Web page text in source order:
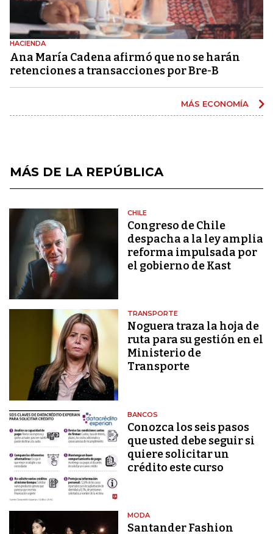
HACIENDA
Ana María Cadena afirmó que no se harán
retenciones a transacciones por Bre-B
MÁS ECONOMÍA
MÁS DE LA REPÚBLICA
CHILE
Congreso de Chile
despacha a la ley amplia
reforma impulsada por
el gobierno de Kast
TRANSPORTE
Noguera traza la hoja de
ruta para su gestión en el
Ministerio de
Transporte
BANCOS
Conozca los seis pasos
que usted debe seguir si
quiere solicitar un
crédito este curso
MODA
Santander Fashion